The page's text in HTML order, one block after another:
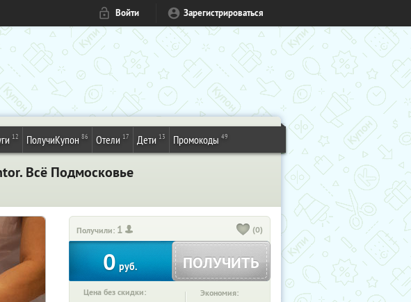
Войти Зарегистрироваться
12 ПолучиКупон 86 Отели 17 Дети 13 Промокоды 49
Всё Подмосковье
Получили: 1 (0)
0 руб. ПОЛУЧИТЬ
Цена без скидки: Экономия: